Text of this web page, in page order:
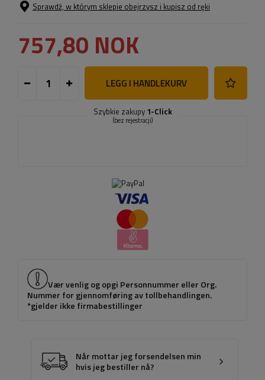
Sprawdź, w którym sklepie obejrzysz i kupisz od ręki
757,80 NOK
LEGG I HANDLEKURV
Szybkie zakupy 1-Click
(bez rejestracji)
Vær venlig og opgi Personnummer eller Org.
Nummer for gjennomføring av tollbehandlingen.
*gjelder ikke firmabestillinger
Når mottar jeg forsendelsen min
hvis jeg bestiller nå?